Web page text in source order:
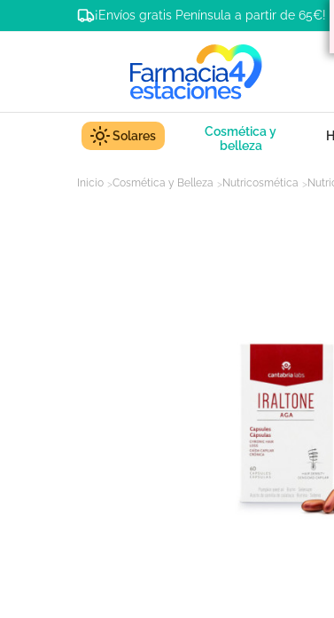
¡Envíos gratis Península a partir de 65€!
Solares
Cosmética y
belleza
Inicio Cosmética y Belleza Nutricosmética